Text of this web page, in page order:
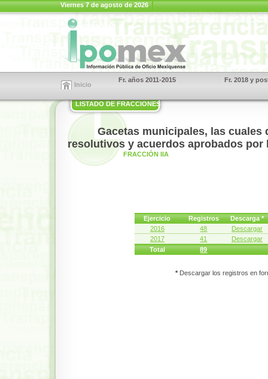
Viernes 7 de agosto de 2026
Inicio
Fr. años 2011-2015 Fr. 2018 y
LISTADO DE FRACCIONES
Gacetas municipales, las cuales
resolutivos y acuerdos aprobados por
FRACCIÓN IIA
Ejercicio Registros
Descarga *
2016
48
Descargar
2017
41
Descargar
Total
89
* Descargar los registros en